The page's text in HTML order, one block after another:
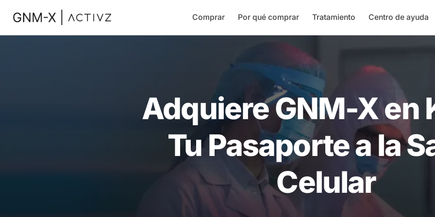
Comprar Por qué comprar Tratamiento Centro de ayuda
Adquiere GNM-X en
Tu Pasaporte a la
Celular